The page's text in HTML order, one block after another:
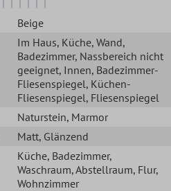
Beige
Im Haus, Küche, Wand,
Badezimmer, Nassbereich nicht
geeignet, Innen, Badezimmer-
Fliesenspiegel, Küchen-
Fliesenspiegel, Fliesenspiegel
Naturstein, Marmor
Matt, Glänzend
Küche, Badezimmer,
Waschraum, Abstellraum, Flur,
Wohnzimmer